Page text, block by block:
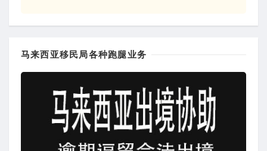
马来西亚移民局各种跑腿业务